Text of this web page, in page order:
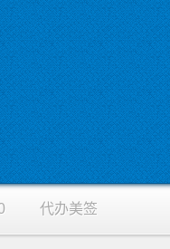
代办美签